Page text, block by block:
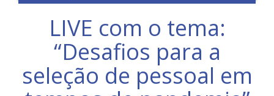
LIVE com o tema:
“Desafios para a
seleção de pessoal em